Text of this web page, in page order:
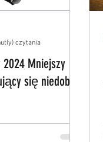
Mniejszy
się niedobór
czytania